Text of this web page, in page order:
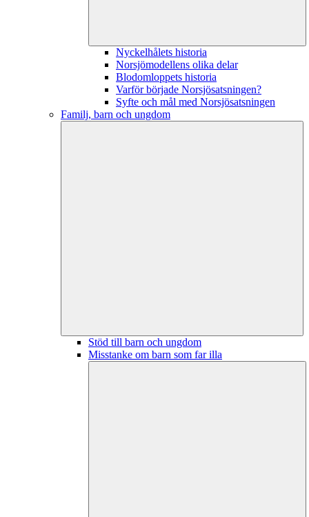
Nyckelhålets historia
Norsjömodellens olika delar
Blodomloppets historia
Varför började Norsjösatsningen?
Syfte och mål med Norsjösatsningen
Familj, barn och ungdom
Stöd till barn och ungdom
Misstanke om barn som far illa